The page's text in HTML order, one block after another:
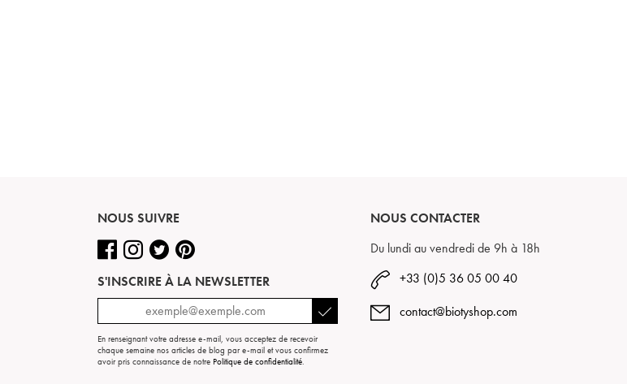
NOUS SUIVRE
S'INSCRIRE À LA NEWSLETTER
En renseignant votre adresse e-mail, vous acceptez de recevoir
chaque semaine nos articles de blog par e-mail et vous confirmez
avoir pris connaissance de notre Politique de confidentialité.
NOUS CONTACTER
Du lundi au vendredi de 9h à 18h
+33 (0)5 36 05 00 40
contact@biotyshop.com